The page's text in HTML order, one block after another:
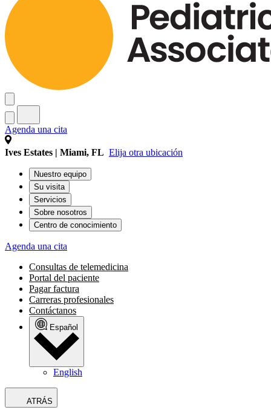
Agenda una cita
Ives Estates | Miami, FL Elija otra ubicación
Nuestro equipo
Su visita
Servicios
Sobre nosotros
Centro de conocimiento
Agenda una cita
Consultas de telemedicina
Portal del paciente
Pagar factura
Carreras profesionales
Contáctanos
Español
English
ATRÁS